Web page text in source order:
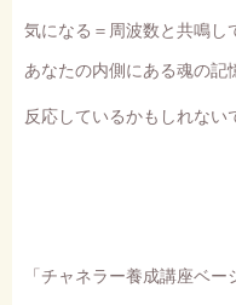
気になる＝周波数と共鳴し
あなたの内側にある魂の記
反応しているかもしれない
「チャネラー養成講座ベ